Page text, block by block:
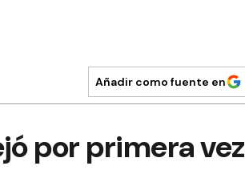
Añadir como fuente en
por primera vez